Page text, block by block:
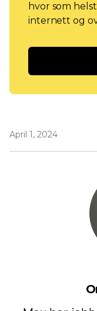
hvor som
internett og
April 1, 2024